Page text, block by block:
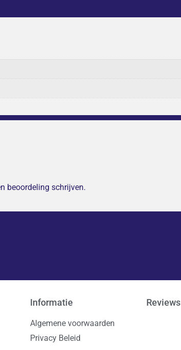
beoordeling schrijven.
Informatie
Algemene voorwaarden
Privacy Beleid
Reviews